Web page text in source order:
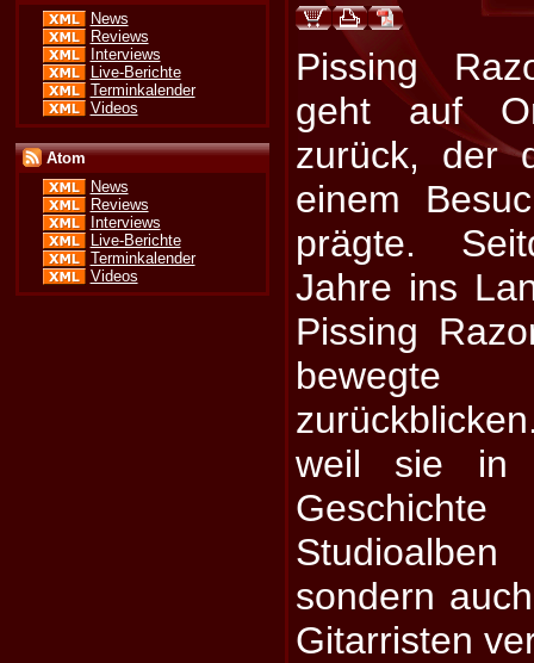
News
Reviews
Interviews
Live-Berichte
Terminkalender
Videos
Atom
News
Reviews
Interviews
Live-Berichte
Terminkalender
Videos
Pissing
geht auf
zurück, der
einem
prägte.
Jahre ins
Pissing
bewegte
weil sie in
sondern
Gitarristen